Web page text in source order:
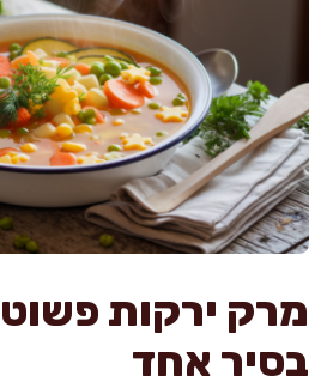
מרק ירקות פשוט
בסיר אחד